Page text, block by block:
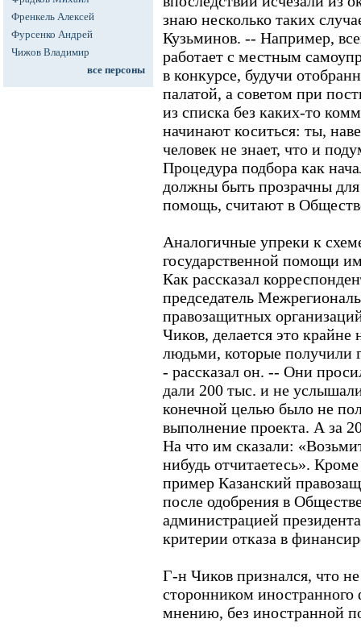
Френкель Алексей
Фурсенко Андрей
Чижов Владимир
все персоны
знаю несколько таких
Кузьминов. -- Например,
работает с местным
в конкурсе, будучи
палатой, а советом при
из списка без каких-то
начинают коситься: ты,
человек не знает, что и
Процедура подбора как
должны быть прозрачны для
помощь, считают в
Аналогичные упреки к
государственной помощи
Как рассказал
председатель
правозащитных
Чиков, делается это
людьми, которые получили
- рассказал он. -- Они
дали 200 тыс. и не
конечной целью было не
выполнение проекта. А за
На что им сказали:
нибудь отчитаетесь».
пример Казанский
после одобрения в
администрацией
критерии отказа в
Г-н Чиков признался, что
сторонником
мнению, без иностранной